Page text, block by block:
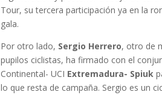
Tour, su tercera participación ya en la
gala.
Por otro lado, Sergio Herrero, otro de
pupilos ciclistas, ha firmado con el
Continental- UCI Extremadura- Spiuk
lo que resta de campaña. Sergio es un